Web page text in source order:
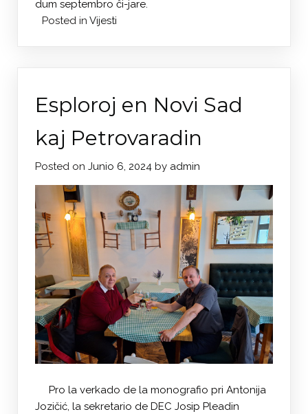
dum septembro ĉi-jare.
Posted in Vijesti
Esploroj en Novi Sad
kaj Petrovaradin
Posted on Junio 6, 2024 by admin
Pro la verkado de la monografio pri Antonija
Jozičić, la sekretario de DEC Josip Pleadin